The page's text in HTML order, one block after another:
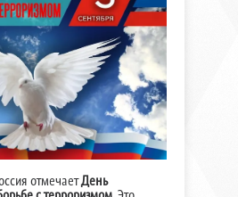
отмечаетДень